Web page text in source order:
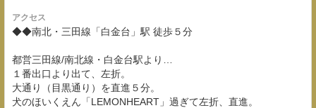
アクセス
◆◆南北・三田線「白金台」駅 徒歩５分
都営三田線/南北線・白金台駅より…
１番出口より出て、左折。
大通り（目黒通り）を直進５分。
犬のほいくえん「LEMONHEART」過ぎて左折、直進。